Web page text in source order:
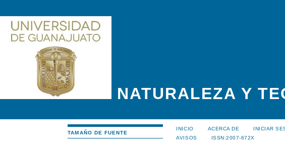
NATURALEZA Y
TAMAÑO DE FUENTE
INICIO ACERCA DE INICIAR
AVISOS
ISSN:2007-672X